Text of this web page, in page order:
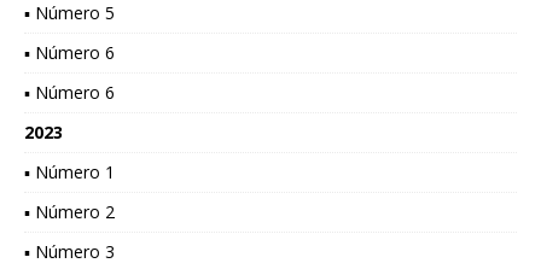
▪ Número 5
▪ Número 6
▪ Número 6
2023
▪ Número 1
▪ Número 2
▪ Número 3